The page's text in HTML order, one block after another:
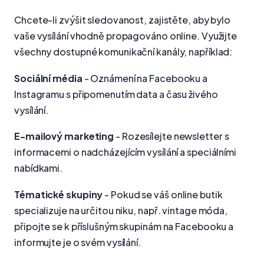
Chcete-li zvýšit sledovanost, zajistěte, aby bylo
vaše vysílání vhodně propagováno online. Využijte
všechny dostupné komunikační kanály, například:
Sociální média - Oznámení na Facebooku a
Instagramu s připomenutím data a času živého
vysílání.
E-mailový marketing - Rozesílejte newsletter s
informacemi o nadcházejícím vysílání a speciálními
nabídkami.
Tématické skupiny- Pokud se váš online butik
specializuje na určitou niku, např. vintage móda,
připojte se k příslušným skupinám na Facebooku a
informujte je o svém vysílání.